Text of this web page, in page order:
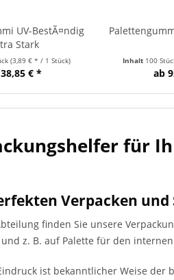
UV-BestÃ¤ndig
Stark
(3,89 € * / 1 Stück)
€ *
Inhalt 100
ab
für
Verpacken
finden Sie unsere
z. B. auf Palette für den
ist bekanntlicher Weise